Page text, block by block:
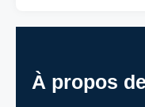
À propos